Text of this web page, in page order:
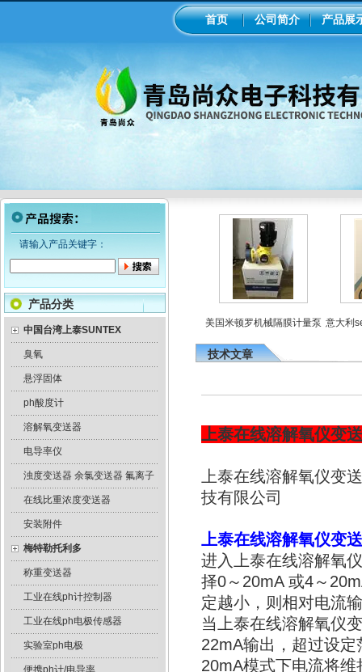
首页 公司简介 产品展
请输入产品关键字：
产品分类
中国台湾上泰SUNTEX
臭氧
悬浮固体
ph酸度计
溶解氧变送器
电导率仪
浊度变送器 余氯变送器 氟离子
在线比重浓度变送器
安装附件
梅特勒托利多
称重变送器
工业在线ph计控制器
工业在线ph电极传感器
实验室ph电极
便携ph计/电导率
磁隔膜泵加药
泵
美国米顿罗机械隔膜计量泵 意大利
技术文章
上泰在线溶解氧仪变
上泰在线溶解氧仪变
技有限公司
上泰在线溶解氧仪变
进入上泰在线溶解氧
择0～20mA 或4～
定越小，则相对电流
当上泰在线溶解氧仪
22mA输出，超过设
20mA模式下电流将